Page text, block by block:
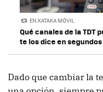
EN XATAKA MÓVIL
Qué canales de la TDT
te los dice en segundos
Dado que cambiar la